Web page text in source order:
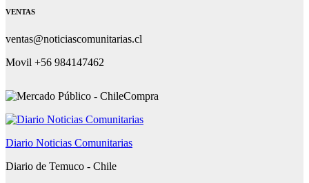
VENTAS
ventas@noticiascomunitarias.cl
Movil +56 984147462
Diario Noticias Comunitarias
Diario de Temuco - Chile